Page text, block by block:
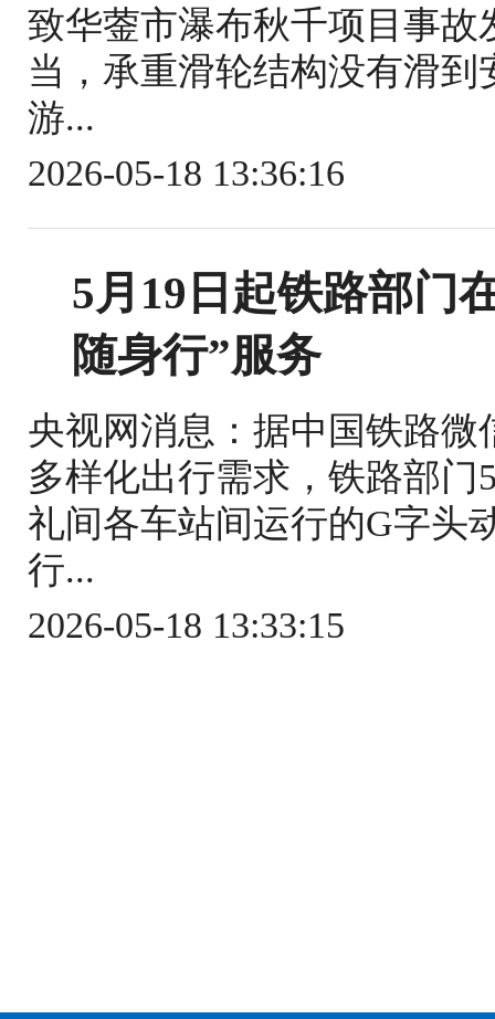
致华蓥市瀑布秋千项目事
当，承重滑轮结构没有滑
游...
2026-05-18 13:36:16
5月19日起铁路部门
随身行”服务
央视网消息：据中国铁路
多样化出行需求，铁路部门
礼间各车站间运行的G字头
行...
2026-05-18 13:33:15